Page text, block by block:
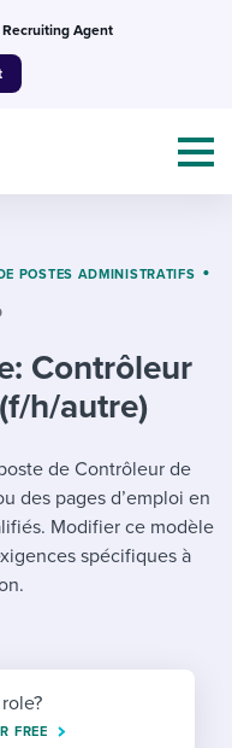
Recruiting Agent
in my work
retaining people
Guides
templates
ABOUT...
job
& events
customer stories
POSTES ADMINISTRATIFS
Contrôleur
h/autre)
de Contrôleur de
des pages d’emploi en
Modifier ce modèle
spécifiques à
FREE